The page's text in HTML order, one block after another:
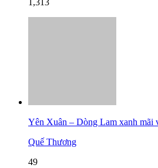
1,313
Yên Xuân – Dòng Lam xanh mãi
Quế Thương
49